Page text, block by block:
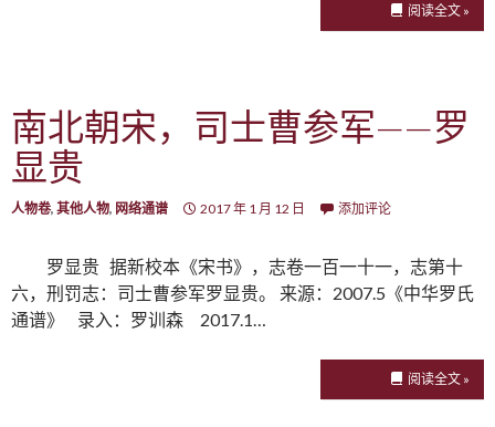
阅读全文 »
南北朝宋，司士曹参军——罗
显贵
人物卷, 其他人物, 网络通谱 2017 年 1 月 12 日 添加评论
罗显贵 据新校本《宋书》，志卷一百一十一，志第十
六，刑罚志：司士曹参军罗显贵。 来源：2007.5《中华罗氏
通谱》 录入：罗训森 2017.1…
阅读全文 »